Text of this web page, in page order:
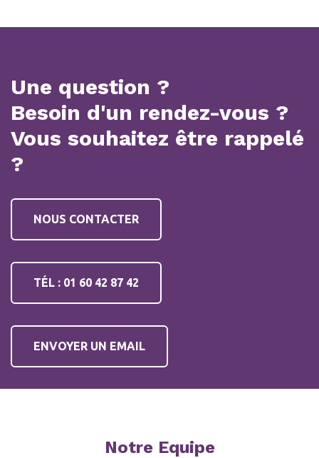
Une question ?
Besoin d'un rendez-vous ?
Vous souhaitez être rappelé
?
NOUS CONTACTER
TÉL : 01 60 42 87 42
ENVOYER UN EMAIL
Notre Equipe